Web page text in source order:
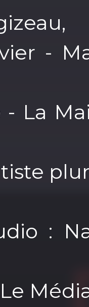
-
- La
: